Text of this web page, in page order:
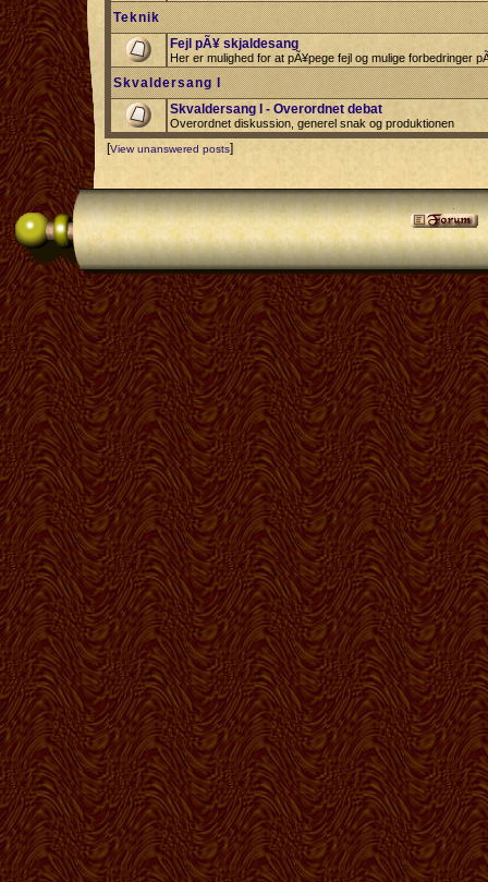
Teknik
Fejl pÃ¥ skjaldesang
Her er mulighed for at pÃ¥pege fejl og mulige forbedringer
Skvaldersang I
Skvaldersang I - Overordnet debat
Overordnet diskussion, generel snak og produktionen
[View unanswered posts]